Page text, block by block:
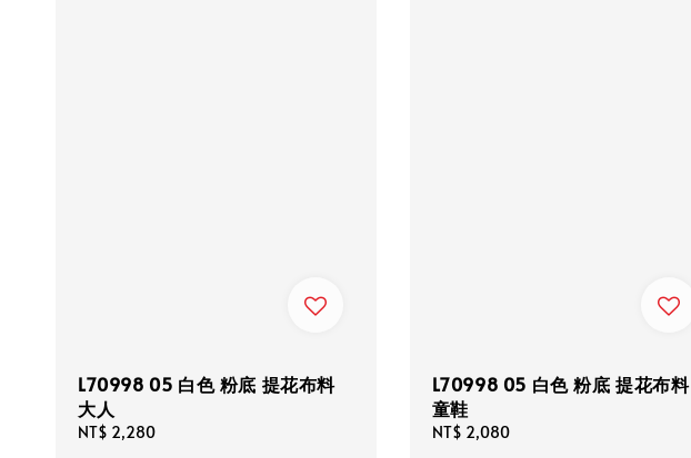
L70998 05 白色 粉底 提花布料
大人
Regular
NT$ 2,280
L70998 05 白色 粉底 提花布料
童鞋
Regular
NT$ 2,080